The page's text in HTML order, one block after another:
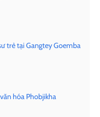
trẻ tại Gangtey Goemba
hóa Phobjikha